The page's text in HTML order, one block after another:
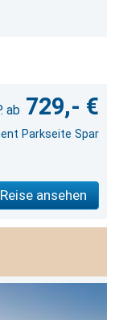
729,- €
Parkseite Spar
Reise ansehen